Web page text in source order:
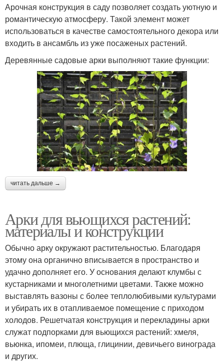
Арочная конструкция в саду позволяет создать уютную и
романтическую атмосферу. Такой элемент может
использоваться в качестве самостоятельного декора или
входить в ансамбль из уже посаженых растений.
Деревянные садовые арки выполняют такие функции:
читать дальше →
Арки для вьющихся растений:
материалы и конструкции
Обычно арку окружают растительностью. Благодаря
этому она органично вписывается в пространство и
удачно дополняет его. У основания делают клумбы с
кустарниками и многолетними цветами. Также можно
выставлять вазоны с более теплолюбивыми культурами
и убирать их в отапливаемое помещение с приходом
холодов. Решетчатая конструкция и перекладины арки
служат подпорками для вьющихся растений: хмеля,
вьюнка, ипомеи, плюща, глицинии, девичьего винограда
и других.